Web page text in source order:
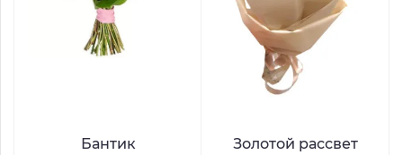
Бантик Золотой рассвет